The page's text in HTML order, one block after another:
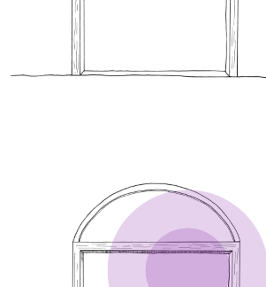
7- El juicio final
Te reconoces en el aroma